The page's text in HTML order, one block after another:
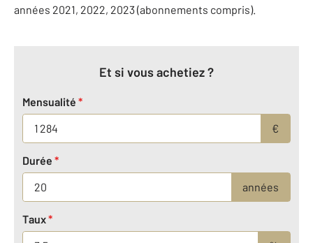
années 2021, 2022, 2023 (abonnements compris).
Et si vous achetiez ?
Mensualité *
€
Durée *
années
Taux*